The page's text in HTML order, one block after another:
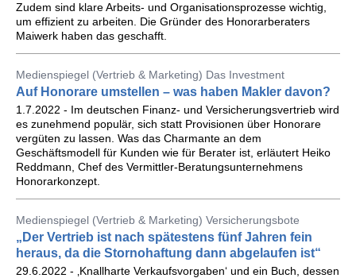
Zudem sind klare Arbeits- und Organisationsprozesse wichtig,
um effizient zu arbeiten. Die Gründer des Honorarberaters
Maiwerk haben das geschafft.
Medienspiegel (Vertrieb & Marketing) Das Investment
Auf Honorare umstellen – was haben Makler davon?
1.7.2022 - Im deutschen Finanz- und Versicherungsvertrieb wird
es zunehmend populär, sich statt Provisionen über Honorare
vergüten zu lassen. Was das Charmante an dem
Geschäftsmodell für Kunden wie für Berater ist, erläutert Heiko
Reddmann, Chef des Vermittler-Beratungsunternehmens
Honorarkonzept.
Medienspiegel (Vertrieb & Marketing) Versicherungsbote
„Der Vertrieb ist nach spätestens fünf Jahren fein
heraus, da die Stornohaftung dann abgelaufen ist“
29.6.2022 - ‚Knallharte Verkaufsvorgaben‘ und ein Buch, dessen